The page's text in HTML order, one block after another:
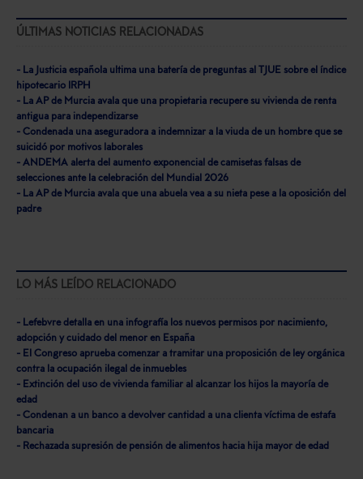
ÚLTIMAS NOTICIAS RELACIONADAS
- La Justicia española ultima una batería de preguntas al TJUE sobre el índice
hipotecario IRPH
- La AP de Murcia avala que una propietaria recupere su vivienda de renta
antigua para independizarse
- Condenada una aseguradora a indemnizar a la viuda de un hombre que se
suicidó por motivos laborales
- ANDEMA alerta del aumento exponencial de camisetas falsas de
selecciones ante la celebración del Mundial 2026
- La AP de Murcia avala que una abuela vea a su nieta pese a la oposición del
padre
LO MÁS LEÍDO RELACIONADO
- Lefebvre detalla en una infografía los nuevos permisos por nacimiento,
adopción y cuidado del menor en España
- El Congreso aprueba comenzar a tramitar una proposición de ley orgánica
contra la ocupación ilegal de inmuebles
- Extinción del uso de vivienda familiar al alcanzar los hijos la mayoría de
edad
- Condenan a un banco a devolver cantidad a una clienta víctima de estafa
bancaria
- Rechazada supresión de pensión de alimentos hacia hija mayor de edad